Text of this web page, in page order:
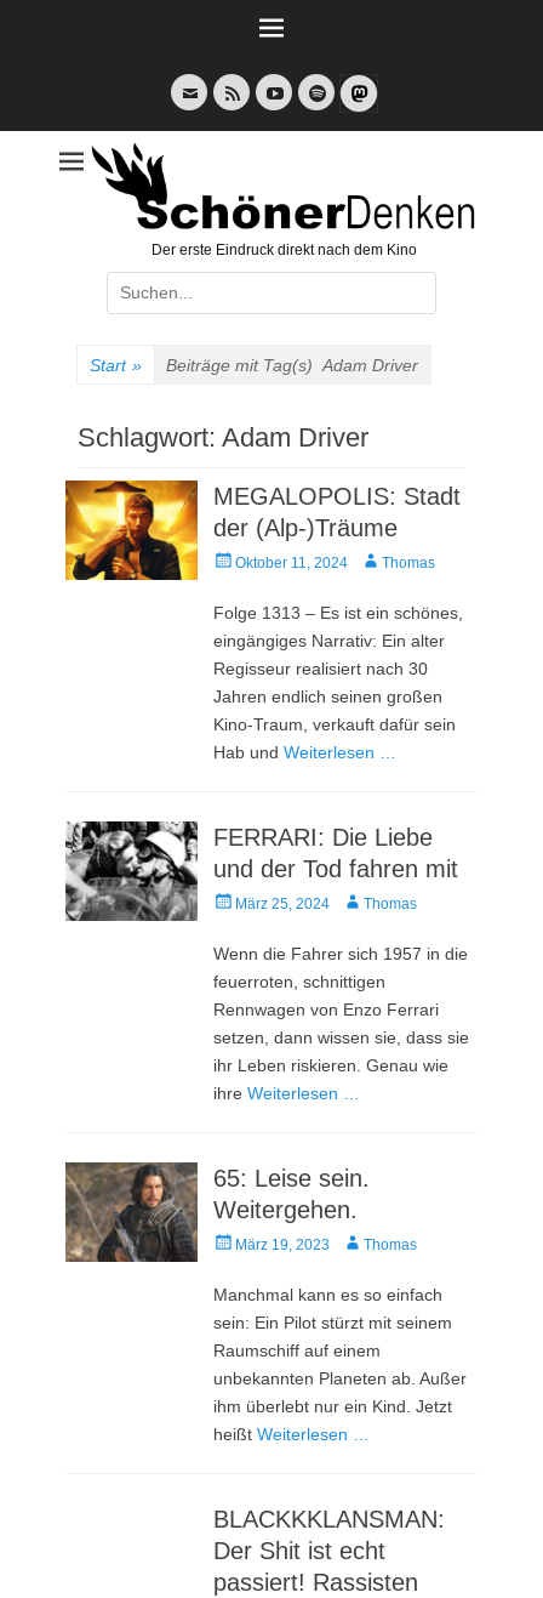
E-
Mail
Feed YouTubeSpotify
Der erste Eindruck direkt nach dem Kino
Suche
nach:
Start » Beiträge mit Tag(s) Adam Driver
Schlagwort: Adam Driver
MEGALOPOLIS: Stadt
der (Alp-)Träume
Veröffentlicht
Oktober 11, 2024 AutorThomas
Folge 1313 – Es ist ein schönes,
eingängiges Narrativ: Ein alter
Regisseur realisiert nach 30
Jahren endlich seinen großen
Kino-Traum, verkauft dafür sein
Hab undWeiterlesen …
FERRARI: Die Liebe
und der Tod fahren mit
Veröffentlicht
März 25, 2024 AutorThomas
Wenn die Fahrer sich 1957 in die
feuerroten, schnittigen
Rennwagen von Enzo Ferrari
setzen, dann wissen sie, dass sie
ihr Leben riskieren. Genau wie
ihreWeiterlesen …
65: Leise sein.
Weitergehen.
Veröffentlicht
März 19, 2023 AutorThomas
Manchmal kann es so einfach
sein: Ein Pilot stürzt mit seinem
Raumschiff auf einem
unbekannten Planeten ab. Außer
ihm überlebt nur ein Kind. Jetzt
heißtWeiterlesen …
BLACKKKLANSMAN:
Der Shit ist echt
passiert! Rassisten